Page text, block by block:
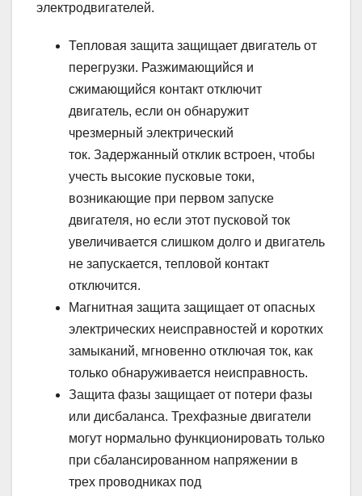
электродвигателей.
Тепловая защита защищает двигатель от
перегрузки. Разжимающийся и
сжимающийся контакт отключит
двигатель, если он обнаружит
чрезмерный электрический
ток. Задержанный отклик встроен, чтобы
учесть высокие пусковые токи,
возникающие при первом запуске
двигателя, но если этот пусковой ток
увеличивается слишком долго и двигатель
не запускается, тепловой контакт
отключится.
Магнитная защита защищает от опасных
электрических неисправностей и коротких
замыканий, мгновенно отключая ток, как
только обнаруживается неисправность.
Защита фазы защищает от потери фазы
или дисбаланса. Трехфазные двигатели
могут нормально функционировать только
при сбалансированном напряжении в
трех проводниках под